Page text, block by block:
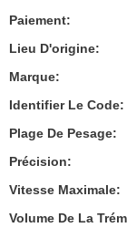
Paiement:
Lieu D'origine:
Marque:
Identifier Le Code:
Plage De Pesage:
Précision:
Vitesse Maximale:
Volume De La